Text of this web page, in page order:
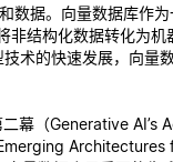
数据。向量数据库作
非结构化数据转化为机
术的快速发展，向量
幕（Generative AI’s
Architectures